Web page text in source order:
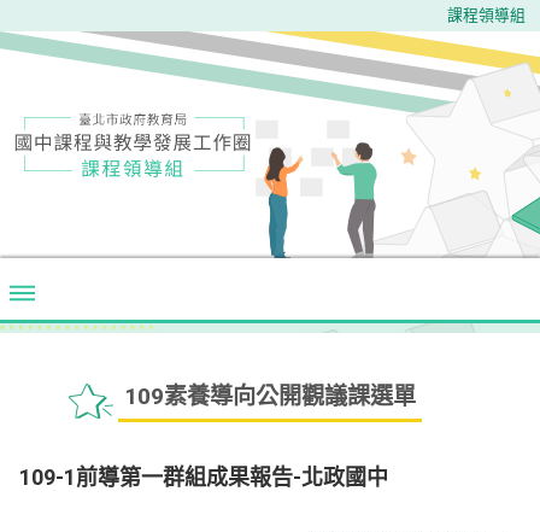
課程領導組
109素養導向公開觀議課選單
109-1前導第一群組成果報告-北政國中